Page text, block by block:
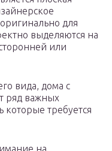
для
выделяются на
или
вида, дома с
ряд важных
которые требуется
на